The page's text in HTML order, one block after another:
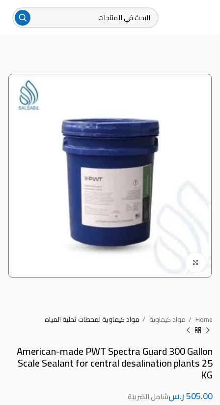
Home مواد كيماوية مواد كيماوية لمحطات تحلية المياه
American-made PWT Spectra Guard 300 Gallon
Scale Sealant for central desalination plants 25
KG
ر.س